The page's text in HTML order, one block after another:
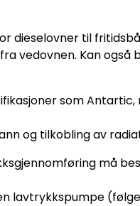
dieselovner til
vedovnen. Kan også
som Antartic,
og tilkobling av
må
lavtrykkspumpe